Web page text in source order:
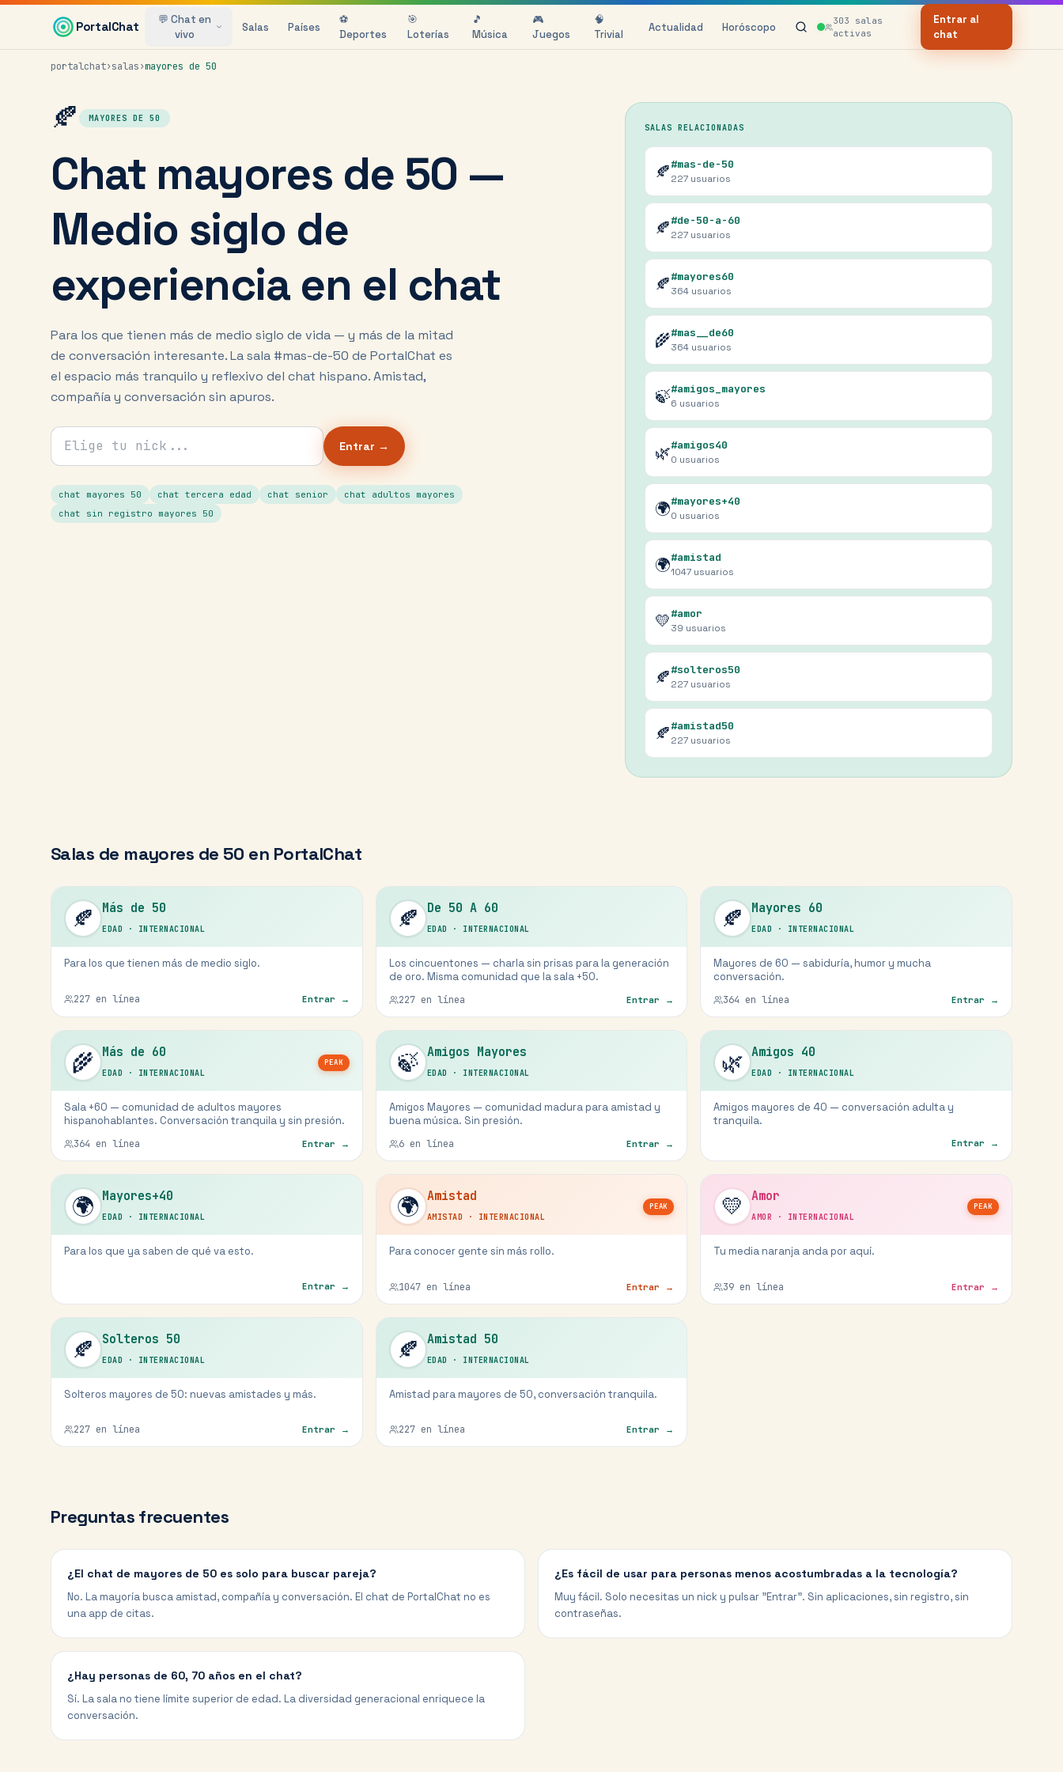
Saltar al contenido principal
PortalChat
💬 Chat en
vivo
Salas Países
⚽
Deportes
🎯
Loterías
🎵
Música
🎮
Juegos
🧠
Trivial
Actualidad Horóscopo 303 salas
activas
Entrar al
chat
portalchat›salas›mayores de 50
🍂 MAYORES DE 50
Chat mayores de 50 —
Medio siglo de
experiencia en el chat
Para los que tienen más de medio siglo de vida — y más de la mitad
de conversación interesante. La sala #mas-de-50 de PortalChat es
el espacio más tranquilo y reflexivo del chat hispano. Amistad,
compañía y conversación sin apuros.
Tu nick para el chat
Entrar →
chat mayores 50 chat tercera edad chat senior
chat adultos mayores
chat sin registro mayores 50
SALAS RELACIONADAS
🍂#mas-de-50
227 usuarios
🍂#de-50-a-60
227 usuarios
🍂#mayores60
364 usuarios
🌾#mas__de60
364 usuarios
🍃#amigos_mayores
6 usuarios
🌿#amigos40
0 usuarios
🌍#mayores+40
0 usuarios
🌍#amistad
1047 usuarios
💛#amor
39 usuarios
🍂#solteros50
227 usuarios
🍂#amistad50
227 usuarios
Salas de mayores de 50 en PortalChat
🍂 Más de 50
EDAD · INTERNACIONAL
Para los que tienen más de medio siglo.
227 en línea Entrar →
🍂 De 50 A 60
EDAD · INTERNACIONAL
Los cincuentones — charla sin prisas para la generación
de oro. Misma comunidad que la sala +50.
227en línea Entrar →
🍂 Mayores 60
EDAD · INTERNACIONAL
Mayores de 60 — sabiduría, humor y mucha
conversación.
364 en línea Entrar →
🌾 Más de 60
EDAD · INTERNACIONAL
PEAK
Sala +60 — comunidad de adultos mayores
hispanohablantes. Conversación tranquila y sin presión.
364 en línea Entrar →
🍃 Amigos Mayores
EDAD · INTERNACIONAL
Amigos Mayores — comunidad madura para amistad y
buena música. Sin presión.
6en línea Entrar →
🌿 Amigos 40
EDAD · INTERNACIONAL
Amigos mayores de 40 — conversación adulta y
tranquila.
Entrar →
🌍 Mayores+40
EDAD · INTERNACIONAL
Para los que ya saben de qué va esto.
Entrar →
🌍 Amistad
AMISTAD · INTERNACIONAL
PEAK
Para conocer gente sin más rollo.
1047en línea Entrar →
💛 Amor
AMOR · INTERNACIONAL
PEAK
Tu media naranja anda por aquí.
39 en línea Entrar →
🍂 Solteros 50
EDAD · INTERNACIONAL
Solteros mayores de 50: nuevas amistades y más.
227 en línea Entrar →
🍂 Amistad 50
EDAD · INTERNACIONAL
Amistad para mayores de 50, conversación tranquila.
227en línea Entrar →
Preguntas frecuentes
¿El chat de mayores de 50 es solo para buscar pareja?
No. La mayoría busca amistad, compañía y conversación. El chat de PortalChat no es
una app de citas.
¿Es fácil de usar para personas menos acostumbradas a la tecnología?
Muy fácil. Solo necesitas un nick y pulsar "Entrar". Sin aplicaciones, sin registro, sin
contraseñas.
¿Hay personas de 60, 70 años en el chat?
Sí. La sala no tiene límite superior de edad. La diversidad generacional enriquece la
conversación.